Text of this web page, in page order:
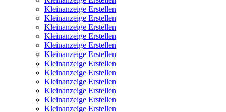
Kleinanzeige Erstellen
Kleinanzeige Erstellen
Kleinanzeige Erstellen
Kleinanzeige Erstellen
Kleinanzeige Erstellen
Kleinanzeige Erstellen
Kleinanzeige Erstellen
Kleinanzeige Erstellen
Kleinanzeige Erstellen
Kleinanzeige Erstellen
Kleinanzeige Erstellen
Kleinanzeige Erstellen